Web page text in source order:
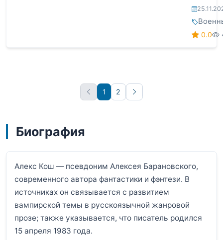
0.0
1 2
Вперёд
Биография
Алекс Кош — псевдоним Алексея Барановского,
современного автора фантастики и фэнтези. В
источниках он связывается с развитием
вампирской темы в русскоязычной жанровой
прозе; также указывается, что писатель родился
15 апреля 1983 года.